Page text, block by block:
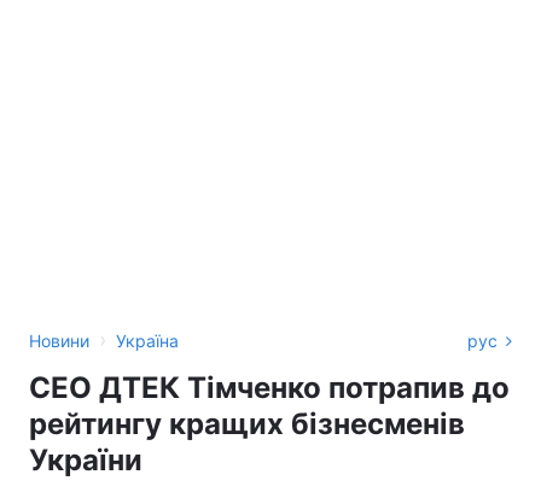
Новини › Україна рус
CEO ДТЕК Тімченко потрапив до
рейтингу кращих бізнесменів
України